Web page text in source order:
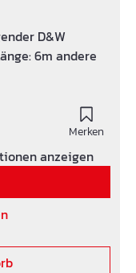
D&W
6m andere
Merken
anzeigen